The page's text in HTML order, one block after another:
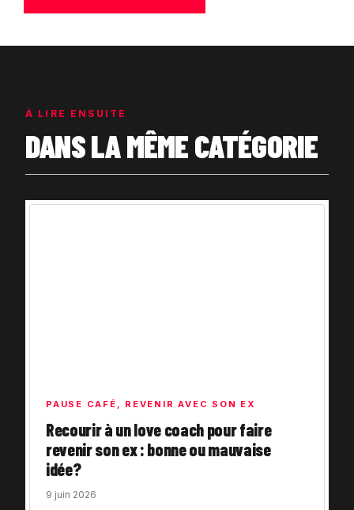
À LIRE ENSUITE
DANS LA MÊME CATÉGORIE
PAUSE CAFÉ , REVENIR AVEC SON EX
Recourir à un love coach pour faire
revenir son ex : bonne ou mauvaise
idée?
9 juin 2026